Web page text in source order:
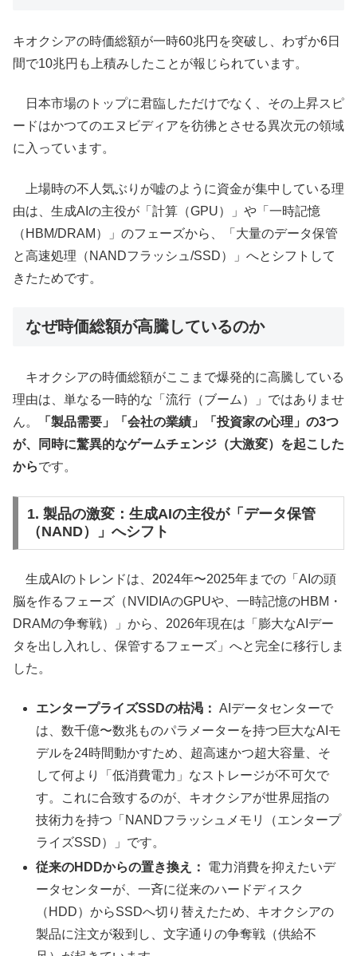
キオクシアの時価総額が一時60兆円を突破し、わずか6日
間で10兆円も上積みしたことが報じられています。
日本市場のトップに君臨しただけでなく、その上昇スピ
ードはかつてのエヌビディアを彷彿とさせる異次元の領域
に入っています。
上場時の不人気ぶりが嘘のように資金が集中している理
由は、生成AIの主役が「計算（GPU）」や「一時記憶
（HBM/DRAM）」のフェーズから、「大量のデータ保管
と高速処理（NANDフラッシュ/SSD）」へとシフトして
きたためです。
なぜ時価総額が高騰しているのか
キオクシアの時価総額がここまで爆発的に高騰している
理由は、単なる一時的な「流行（ブーム）」ではありませ
ん。
「製品需要」「会社の業績」「投資家の心理」の3つ
が、同時に驚異的なゲームチェンジ（大激変）を起こした
からです。
1. 製品の激変：生成AIの主役が「データ保管
（NAND）」へシフト
生成AIのトレンドは、2024年〜2025年までの「AIの頭
脳を作るフェーズ（NVIDIAのGPUや、一時記憶のHBM・
DRAMの争奪戦）」から、2026年現在は「膨大なAIデー
タを出し入れし、保管するフェーズ」へと完全に移行しま
した。
エンタープライズSSDの枯渇： AIデータセンターで
は、数千億〜数兆ものパラメーターを持つ巨大なAIモ
デルを24時間動かすため、超高速かつ超大容量、そ
して何より「低消費電力」なストレージが不可欠で
す。これに合致するのが、キオクシアが世界屈指の
技術力を持つ「NANDフラッシュメモリ（エンタープ
ライズSSD）」です。
従来のHDDからの置き換え：
電力消費を抑えたいデ
ータセンターが、一斉に従来のハードディスク
（HDD）からSSDへ切り替えたため、キオクシアの
製品に注文が殺到し、文字通りの争奪戦（供給不